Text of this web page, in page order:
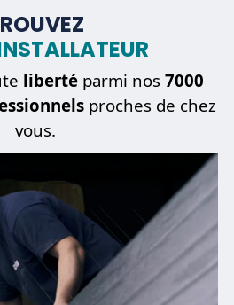
liberté parmi nos 7000
proches de chez
vous.